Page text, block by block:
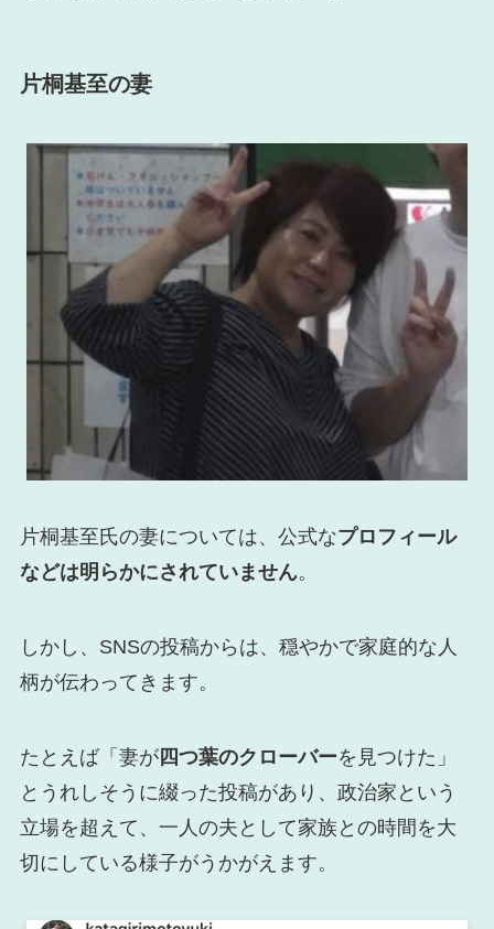
片桐基至の妻
片桐基至氏の妻については、公式なプロフィール
などは明らかにされていません。
しかし、SNSの投稿からは、穏やかで家庭的な人
柄が伝わってきます。
たとえば「妻が四つ葉のクローバーを見つけた」
とうれしそうに綴った投稿があり、政治家という
立場を超えて、一人の夫として家族との時間を大
切にしている様子がうかがえます。